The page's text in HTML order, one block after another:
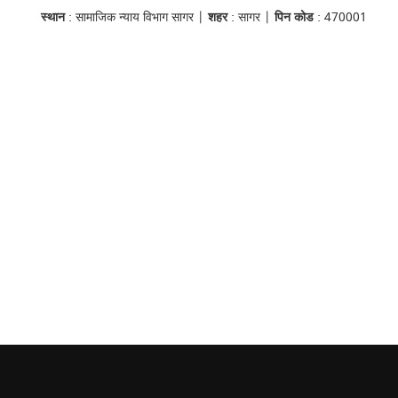
स्थान: सामाजिक न्याय विभाग सागर |शहर: सागर |पिन कोड: 470001